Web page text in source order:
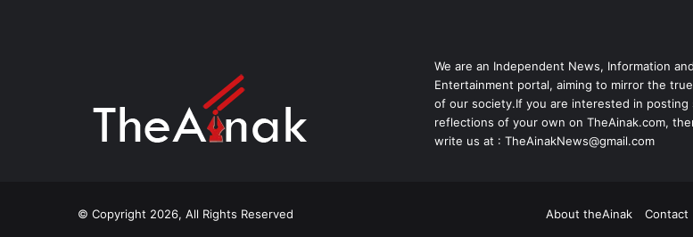
We are an Independent News, Information and
Entertainment portal, aiming to mirror the
of our society.If you are interested in posting
reflections of your own on TheAinak.com,
write us at : TheAinakNews@gmail.com
© Copyright 2026, All Rights Reserved About theAinak Contact